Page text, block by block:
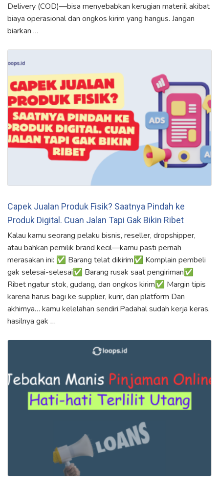
Delivery (COD)—bisa menyebabkan kerugian materiil akibat
biaya operasional dan ongkos kirim yang hangus. Jangan
biarkan …
Capek Jualan Produk Fisik? Saatnya Pindah ke
Produk Digital. Cuan Jalan Tapi Gak Bikin Ribet
Kalau kamu seorang pelaku bisnis, reseller, dropshipper,
atau bahkan pemilik brand kecil—kamu pasti pernah
merasakan ini: ✅ Barang telat dikirim✅ Komplain pembeli
gak selesai-selesai✅ Barang rusak saat pengiriman✅
Ribet ngatur stok, gudang, dan ongkos kirim✅ Margin tipis
karena harus bagi ke supplier, kurir, dan platform Dan
akhirnya… kamu kelelahan sendiri.Padahal sudah kerja keras,
hasilnya gak …